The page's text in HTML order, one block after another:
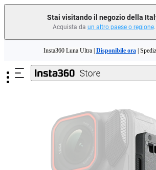
Stai visitando il negozio della
Acquista da un altro paese o regione.
Insta360 Luna Ultra | Disponibile ora|
Permuta il tuo vecchio dispositivo e ottieni denaro per
Scopri di più
Need shopping help? | Chat with our
Insta360 Luna Ultra | Disponibile ora |